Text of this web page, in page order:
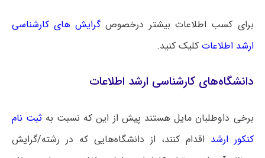
برای کسب اطلاعات بیشتر درخصوصگرایش های کارشناسی
ارشد اطلاعات کلیک کنید.
دانشگاه‌های کارشناسی ارشد اطلاعات
برخی داوطلبان مایل هستند پیش از این که نسبت به ثبت نام
کنکور ارشد اقدام کنند، از دانشگاه‌هایی که در رشته/گرایش